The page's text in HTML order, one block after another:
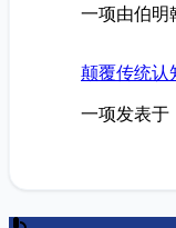
一项由伯明
颠覆传统认
一项发表于